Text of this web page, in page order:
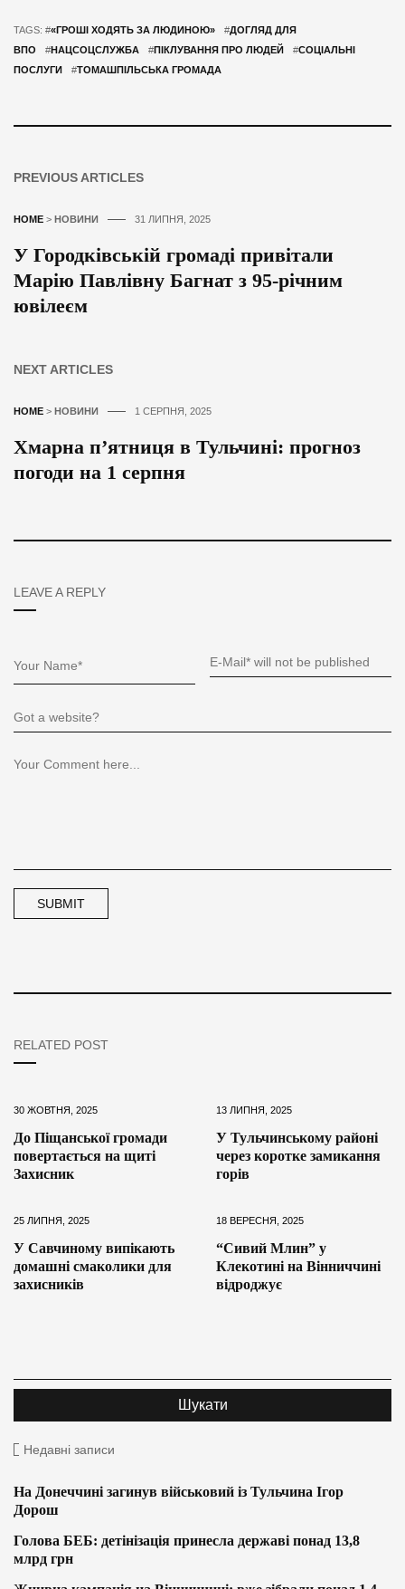
TAGS: #«ГРОШІ ХОДЯТЬ ЗА ЛЮДИНОЮ» #ДОГЛЯД ДЛЯ
ВПО
#НАЦСОЦСЛУЖБА #ПІКЛУВАННЯ ПРО ЛЮДЕЙ #СОЦІАЛЬНІ
ПОСЛУГИ
#ТОМАШПІЛЬСЬКА ГРОМАДА
PREVIOUS ARTICLES
HOME > НОВИНИ 31 ЛИПНЯ, 2025
У Городківській громаді привітали
Марію Павлівну Багнат з 95-річним
ювілеєм
NEXT ARTICLES
HOME > НОВИНИ 1 СЕРПНЯ, 2025
Хмарна п’ятниця в Тульчині: прогноз
погоди на 1 серпня
LEAVE A REPLY
RELATED POST
30 ЖОВТНЯ, 2025
До Піщанської громади
повертається на щиті
Захисник
13 ЛИПНЯ, 2025
У Тульчинському районі
через коротке замикання
горів
25 ЛИПНЯ, 2025
У Савчиному випікають
домашні смаколики для
захисників
18 ВЕРЕСНЯ, 2025
“Сивий Млин” у
Клекотині на Вінниччині
відроджує
Недавні записи
На Донеччині загинув військовий із Тульчина Ігор
Дорош
Голова БЕБ: детінізація принесла державі понад 13,8
млрд грн